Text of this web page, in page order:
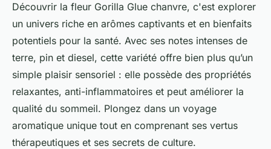
Découvrir la fleur Gorilla Glue chanvre, c'est explorer
un univers riche en arômes captivants et en bienfaits
potentiels pour la santé. Avec ses notes intenses de
terre, pin et diesel, cette variété offre bien plus qu’un
simple plaisir sensoriel : elle possède des propriétés
relaxantes, anti-inflammatoires et peut améliorer la
qualité du sommeil. Plongez dans un voyage
aromatique unique tout en comprenant ses vertus
thérapeutiques et ses secrets de culture.